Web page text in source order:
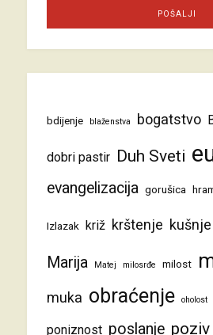
bdijenje blaženstva bogatstvo
dobri pastir Duh Sveti
evangelizacija gorušica
Izlazak križ krštenje kušnje
Marija Matej milosrđe milost
muka obraćenje oholost
poniznost poslanje poziv